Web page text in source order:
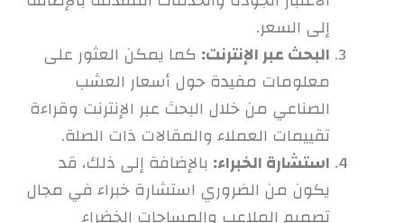
إلى السعر.
البحث عبر الإنترنت: كما يمكن العثور على
معلومات مفيدة حول أسعار العشب
الصناعي من خلال البحث عبر الإنترنت وقراءة
تقييمات العملاء والمقالات ذات الصلة.
استشارة الخبراء: بالإضافة إلى ذلك، قد
يكون من الضروري استشارة خبراء في مجال